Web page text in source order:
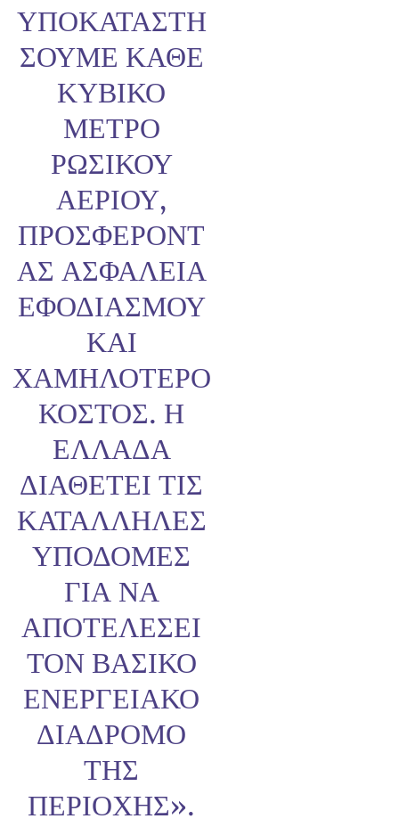
ΥΠΟΚΑΤΑΣΤΉ
ΣΟΥΜΕ ΚΆΘΕ
ΚΥΒΙΚΌ
ΜΈΤΡΟ
ΡΩΣΙΚΟΎ
ΑΕΡΊΟΥ,
ΠΡΟΣΦΈΡΟΝΤ
ΑΣ ΑΣΦΆΛΕΙΑ
ΕΦΟΔΙΑΣΜΟΎ
ΚΑΙ
ΧΑΜΗΛΌΤΕΡΟ
ΚΌΣΤΟΣ. Η
ΕΛΛΆΔΑ
ΔΙΑΘΈΤΕΙ ΤΙΣ
ΚΑΤΆΛΛΗΛΕΣ
ΥΠΟΔΟΜΈΣ
ΓΙΑ ΝΑ
ΑΠΟΤΕΛΈΣΕΙ
ΤΟΝ ΒΑΣΙΚΌ
ΕΝΕΡΓΕΙΑΚΌ
ΔΙΆΔΡΟΜΟ
ΤΗΣ
ΠΕΡΙΟΧΉΣ».